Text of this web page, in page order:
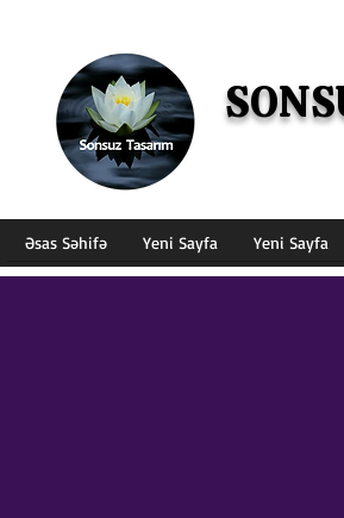
Əsas Səhifə Yeni Sayfa Yeni Sayfa